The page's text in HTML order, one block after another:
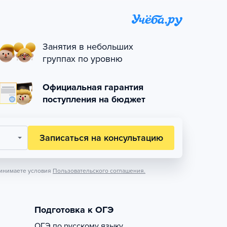
Занятия в небольших
группах по уровню
Официальная гарантия
поступления на бюджет
Записаться на консультацию
условия Пользовательского соглашения.
Подготовка к ОГЭ